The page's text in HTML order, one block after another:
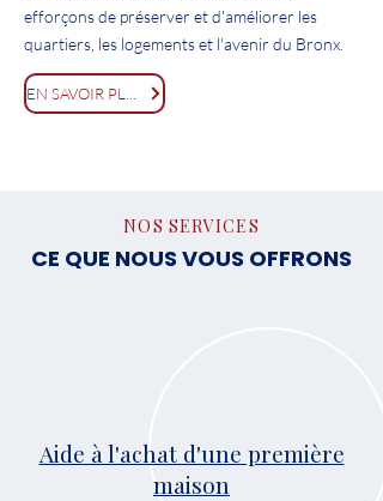
efforçons de préserver et d'améliorer les
quartiers, les logements et l'avenir du Bronx.
NOS SERVICES
CE QUE NOUS VOUS OFFRONS
Aide à l'achat d'une première
maison